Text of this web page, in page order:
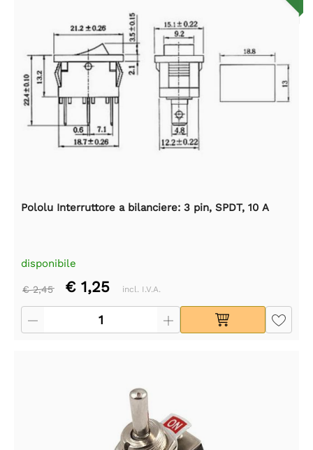
Pololu Interruttore a bilanciere: 3 pin, SPDT, 10 A
disponibile
€ 2,45 € 1,25 incl. I.V.A.